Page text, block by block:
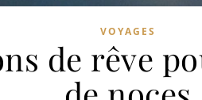
VOYAGES
de rêve